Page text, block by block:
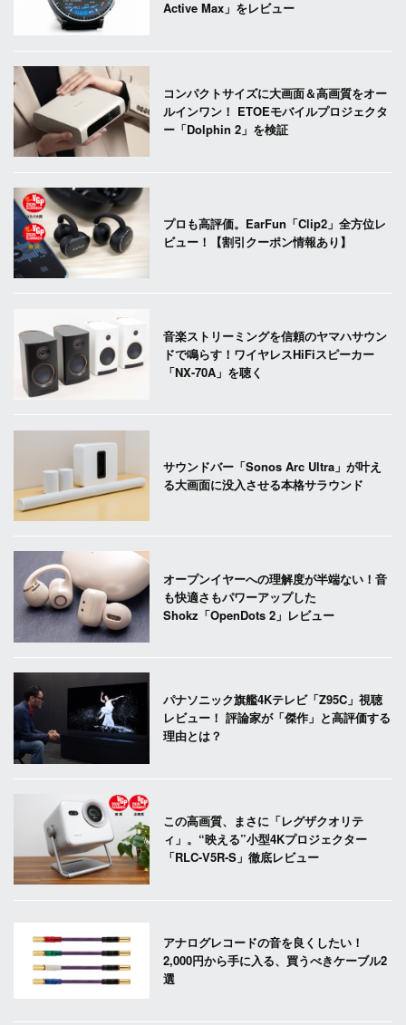
Active Max」をレビュー
コンパクトサイズに大画面＆高画質をオー
ルインワン！ ETOEモバイルプロジェクタ
ー「Dolphin 2」を検証
プロも高評価。EarFun「Clip2」全方位レ
ビュー！【割引クーポン情報あり】
音楽ストリーミングを信頼のヤマハサウン
ドで鳴らす！ワイヤレスHiFiスピーカー
「NX-70A」を聴く
サウンドバー「Sonos Arc Ultra」が叶え
る大画面に没入させる本格サラウンド
オープンイヤーへの理解度が半端ない！音
も快適さもパワーアップした
Shokz「OpenDots 2」レビュー
パナソニック旗艦4Kテレビ「Z95C」視聴
レビュー！ 評論家が「傑作」と高評価する
理由とは？
この高画質、まさに「レグザクオリテ
ィ」。“映える”小型4Kプロジェクター
「RLC-V5R-S」徹底レビュー
アナログレコードの音を良くしたい！
2,000円から手に入る、買うべきケーブル2
選